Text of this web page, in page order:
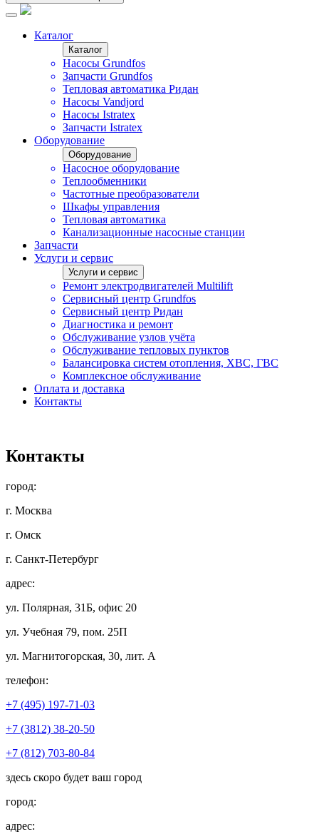
Каталог
Каталог
Насосы Grundfos
Запчасти Grundfos
Тепловая автоматика Ридан
Насосы Vandjord
Насосы Istratex
Запчасти Istratex
Оборудование
Оборудование
Насосное оборудование
Теплообменники
Частотные преобразователи
Шкафы управления
Тепловая автоматика
Канализационные насосные станции
Запчасти
Услуги и сервис
Услуги и сервис
Ремонт электродвигателей Multilift
Сервисный центр Grundfos
Сервисный центр Ридан
Диагностика и ремонт
Обслуживание узлов учёта
Обслуживание тепловых пунктов
Балансировка систем отопления, ХВС, ГВС
Комплексное обслуживание
Оплата и доставка
Контакты
Контакты
город:
г. Москва
г. Омск
г. Санкт-Петербург
адрес:
ул. Полярная, 31Б, офис 20
ул. Учебная 79, пом. 25П
ул. Магнитогорская, 30, лит. А
телефон:
+7 (495) 197-71-03
+7 (3812) 38-20-50
+7 (812) 703-80-84
здесь скоро будет ваш город
город:
адрес: